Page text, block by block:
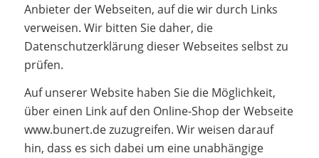
Anbieter der Webseiten, auf die wir durch Links
verweisen. Wir bitten Sie daher, die
Datenschutzerklärung dieser Webseites selbst zu
prüfen.
Auf unserer Website haben Sie die Möglichkeit,
über einen Link auf den Online-Shop der Webseite
www.bunert.de zuzugreifen. Wir weisen darauf
hin, dass es sich dabei um eine unabhängige